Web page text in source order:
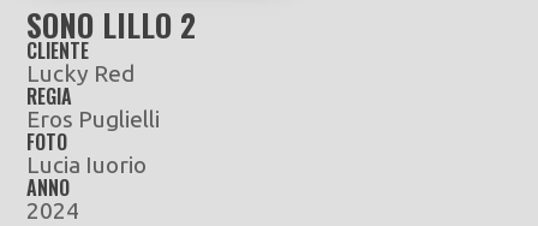
SONO LILLO 2
CLIENTE
Lucky Red
REGIA
Eros Puglielli
FOTO
Lucia Iuorio
ANNO
2024